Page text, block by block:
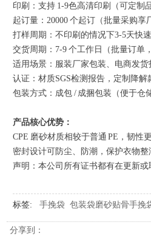
印刷：支持 1-9色高清印刷（可定制
起订量：20000 个起订（批量采购享
打样周期：不印刷的情况下3-5天快
交货周期：7-9 个工作日（批量订单
适用场景：服装厂家包装、电商发
认证：材质SGS检测报告，定制降解
包装方式：成包 / 成捆包装（便于仓
产品核心优势：
CPE 磨砂材质相较于普通 PE，韧
密封设计可防尘、防潮，保护衣物
声明：本公司所有证书都有在更新或
标签: 手挽袋 包装袋磨砂贴骨手挽
分享到：